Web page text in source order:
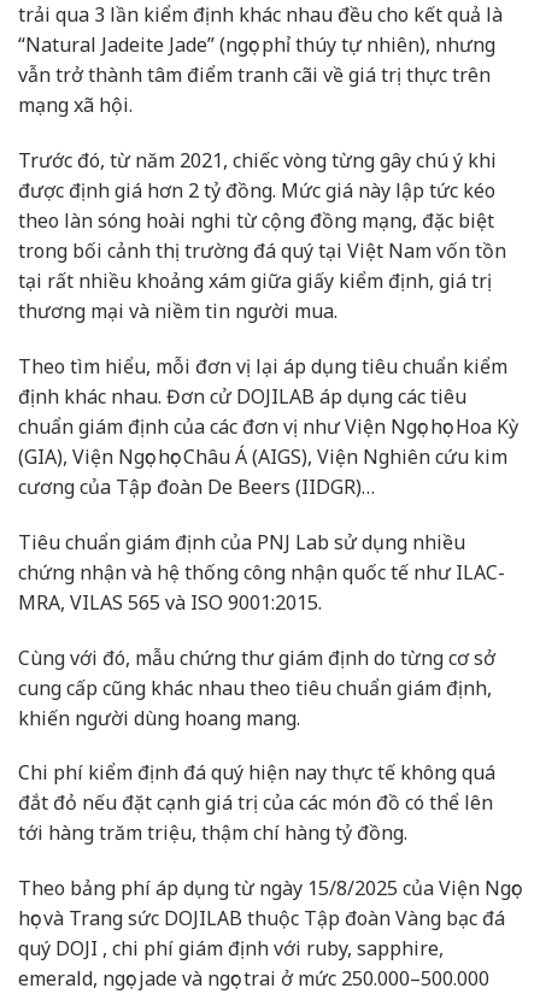
trải qua 3 lần kiểm định khác nhau đều cho kết quả là
“Natural Jadeite Jade” (ngọc phỉ thúy tự nhiên), nhưng
vẫn trở thành tâm điểm tranh cãi về giá trị thực trên
mạng xã hội.
Trước đó, từ năm 2021, chiếc vòng từng gây chú ý khi
được định giá hơn 2 tỷ đồng. Mức giá này lập tức kéo
theo làn sóng hoài nghi từ cộng đồng mạng, đặc biệt
trong bối cảnh thị trường đá quý tại Việt Nam vốn tồn
tại rất nhiều khoảng xám giữa giấy kiểm định, giá trị
thương mại và niềm tin người mua.
Theo tìm hiểu, mỗi đơn vị lại áp dụng tiêu chuẩn kiểm
định khác nhau. Đơn cử DOJILAB áp dụng các tiêu
chuẩn giám định của các đơn vị như Viện Ngọc học Hoa Kỳ
(GIA), Viện Ngọc học Châu Á (AIGS), Viện Nghiên cứu kim
cương của Tập đoàn De Beers (IIDGR)…
Tiêu chuẩn giám định của PNJ Lab sử dụng nhiều
chứng nhận và hệ thống công nhận quốc tế như ILAC-
MRA, VILAS 565 và ISO 9001:2015.
Cùng với đó, mẫu chứng thư giám định do từng cơ sở
cung cấp cũng khác nhau theo tiêu chuẩn giám định,
khiến người dùng hoang mang.
Chi phí kiểm định đá quý hiện nay thực tế không quá
đắt đỏ nếu đặt cạnh giá trị của các món đồ có thể lên
tới hàng trăm triệu, thậm chí hàng tỷ đồng.
Theo bảng phí áp dụng từ ngày 15/8/2025 của Viện Ngọc
học và Trang sức DOJILAB thuộc Tập đoàn Vàng bạc đá
quý DOJI , chi phí giám định với ruby, sapphire,
emerald, ngọc jade và ngọc trai ở mức 250.000–500.000